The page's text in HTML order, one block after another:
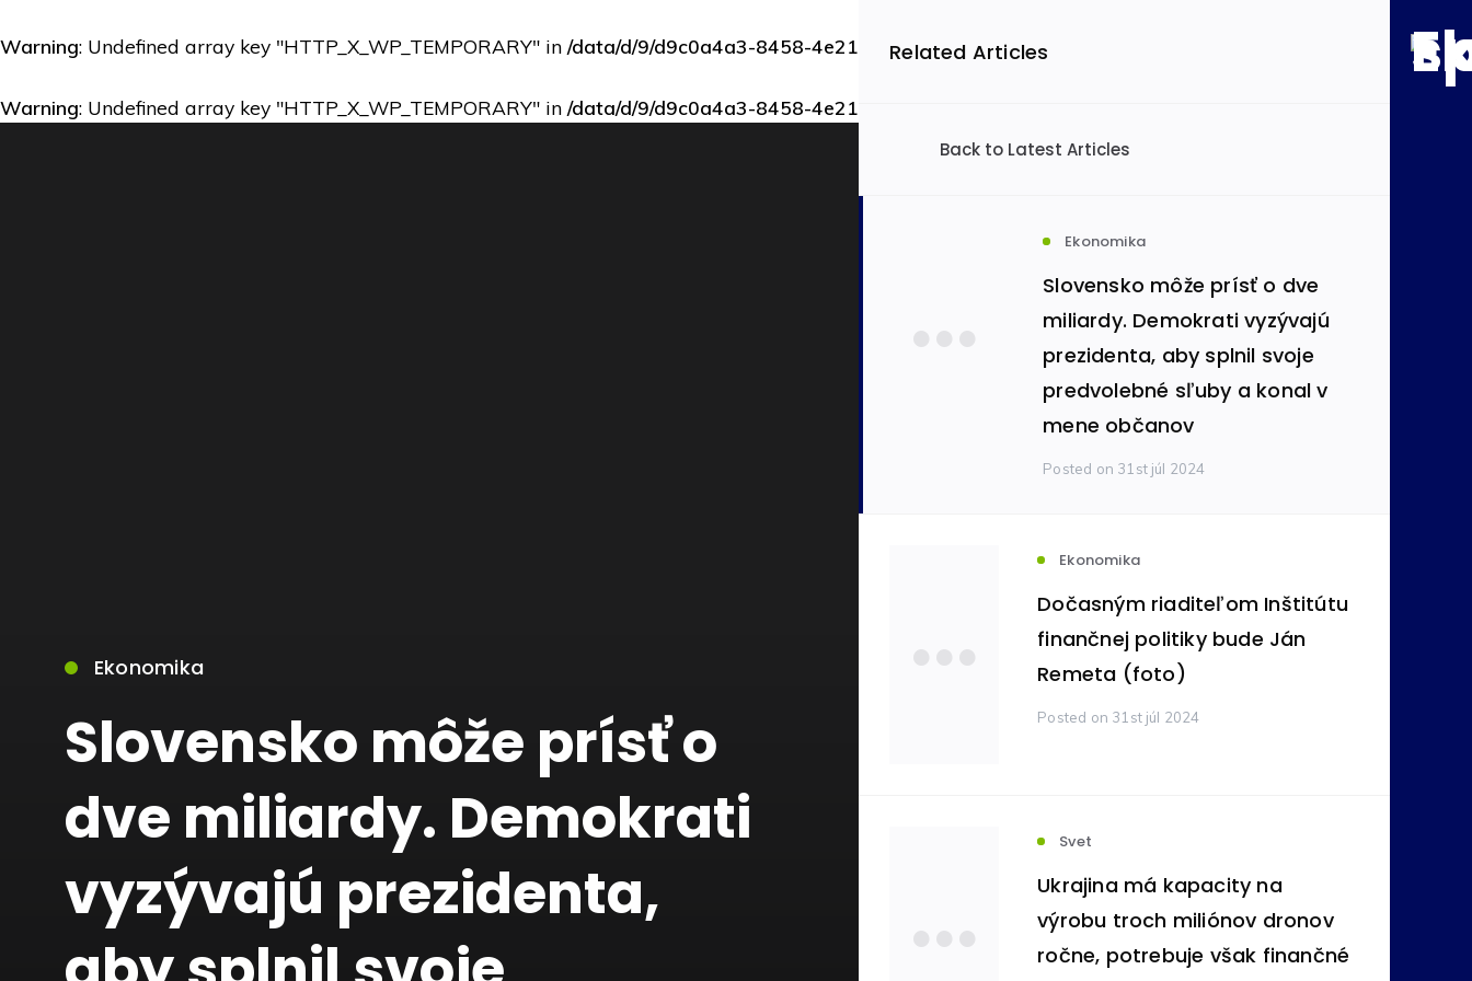
Warning: Undefined array key "HTTP_X_WP_TEMPORARY" in /data/d/9/d9c0a4a3-8458-4e21-bbce-73b9d057280b/economics.sk/web/wp-config.php on line 71
Warning: Undefined array key "HTTP_X_WP_TEMPORARY" in /data/d/9/d9c0a4a3-8458-4e21-bbce-73b9d057280b/economics.sk/web/wp-config.php
Related Articles
Filtrovať podľa kategórie
(49148)
(8606) Informatika (480)
Automobilový priemysel (434)
Doprava a infraštruktúra (326)
Zdravotníctvo (236)
Poisťovníctvo (105) Bankovníctvo (89)
(24) Reality
(6) Vzdelávanie
Zdravie (3)
Back to Latest Articles
Ekonomika
Slovensko môže prísť o dve
miliardy. Demokrati vyzývajú
prezidenta, aby splnil svoje
predvolebné sľuby a konal v
mene občanov
Posted on 31st júl 2024
Ekonomika
Dočasným riaditeľom Inštitútu
finančnej politiky bude Ján
Remeta (foto)
Posted on 31st júl 2024
Svet
Ukrajina má kapacity na
výrobu troch miliónov dronov
ročne, potrebuje však finančné
Ekonomika
Slovensko môže prísť o
dve miliardy. Demokrati
vyzývajú prezidenta,